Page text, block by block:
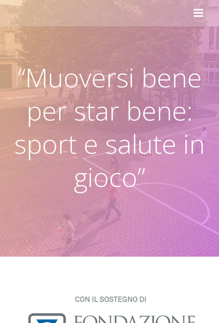
Vai
contenuto
“Muoversi bene
per star bene:
sport e salute in
gioco”